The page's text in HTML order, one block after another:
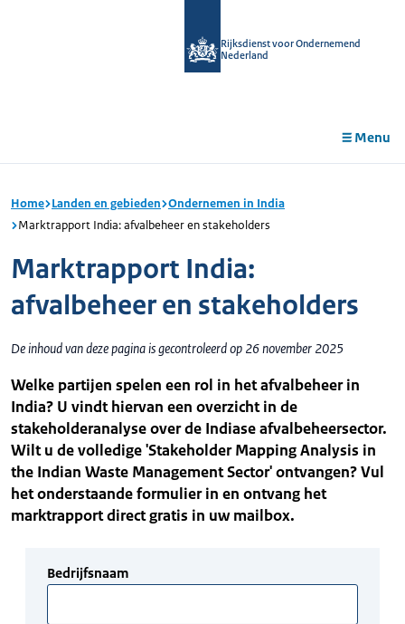
Rijksdienst voor Ondernemend
Nederland
Menu
Home Landen en gebieden Ondernemen in India
Marktrapport India: afvalbeheer en stakeholders
Marktrapport India:
afvalbeheer en stakeholders
De inhoud van deze pagina is gecontroleerd op 26 november 2025
Welke partijen spelen een rol in het afvalbeheer in
India? U vindt hiervan een overzicht in de
stakeholderanalyse over de Indiase afvalbeheersector.
Wilt u de volledige 'Stakeholder Mapping Analysis in
the Indian Waste Management Sector' ontvangen? Vul
het onderstaande formulier in en ontvang het
marktrapport direct gratis in uw mailbox.